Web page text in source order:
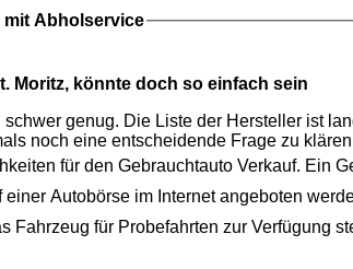
Abholservice
Moritz, könnte doch so einfach sein
genug. Die Liste der Hersteller ist
Modelle gibt es viele. Wenn
für den Gebrauchtauto Verkauf. Ein
einer Autobörse im Internet angeboten
Fahrzeug für Probefahrten zur Verfügung